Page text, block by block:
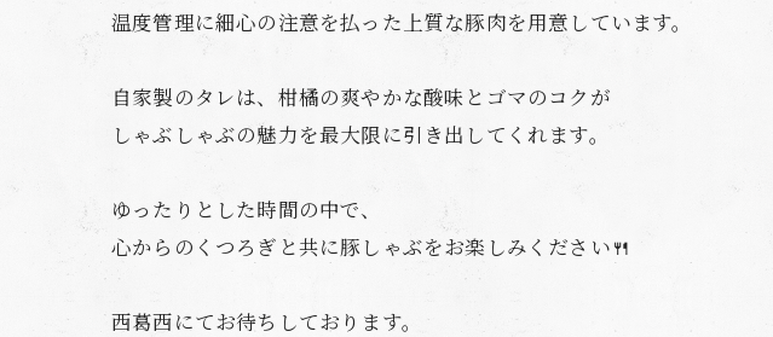
温度管理に細心の注意を払った上質な豚肉を用意しています。
自家製のタレは、柑橘の爽やかな酸味とゴマのコクが
しゃぶしゃぶの魅力を最大限に引き出してくれます。
ゆったりとした時間の中で、
心からのくつろぎと共に豚しゃぶをお楽しみください🍴
西葛西にてお待ちしております。